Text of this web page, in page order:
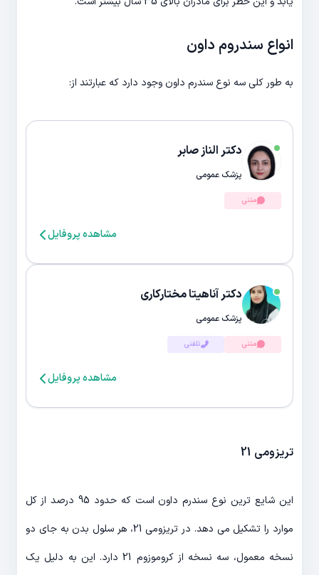
انواع سندروم داون
به طور کلی سه نوع سندرم داون وجود دارد که عبارتند از:
دکتر الناز صابر
پزشک عمومی
متنی
مشاهده پروفایل
دکتر آناهیتا مختارکاری
پزشک عمومی
متنی تلفنی
مشاهده پروفایل
تریزومی 21
این شایع ترین نوع سندرم داون است که حدود 95 درصد از کل
موارد را تشکیل می دهد. در تریزومی 21، هر سلول بدن به جای دو
نسخه معمول، سه نسخه از کروموزوم 21 دارد. این به دلیل یک